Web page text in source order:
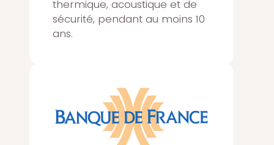
thermique, acoustique et de
sécurité, pendant au moins 10
ans.